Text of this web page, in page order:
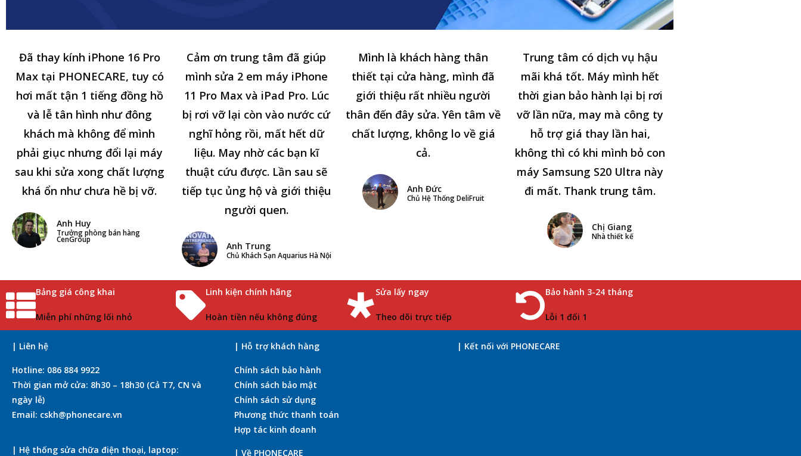
Đã thay kính iPhone 16 Pro
Max tại PHONECARE, tuy có
hơi mất tận 1 tiếng đồng hồ
và lễ tân hình như đông
khách mà không để mình
phải giục nhưng đổi lại máy
sau khi sửa xong chất lượng
khá ổn như chưa hề bị vỡ.
Anh Huy
Trưởng phòng bán hàng
CenGroup
Cảm ơn trung tâm đã giúp
mình sửa 2 em máy iPhone
11 Pro Max và iPad Pro. Lúc
bị rơi vỡ lại còn vào nước cứ
nghĩ hỏng rồi, mất hết dữ
liệu. May nhờ các bạn kĩ
thuật cứu được. Lần sau sẽ
tiếp tục ủng hộ và giới thiệu
người quen.
Anh Trung
Chủ Khách Sạn Aquarius Hà Nội
Mình là khách hàng thân
thiết tại cửa hàng, mình đã
giới thiệu rất nhiều người
thân đến đây sửa. Yên tâm về
chất lượng, không lo về giá
cả.
Anh Đức
Chủ Hệ Thống DeliFruit
Trung tâm có dịch vụ hậu
mãi khá tốt. Máy mình hết
thời gian bảo hành lại bị rơi
vỡ lần nữa, may mà công ty
hỗ trợ giá thay lần hai,
không thì có khi mình bỏ con
máy Samsung S20 Ultra này
đi mất. Thank trung tâm.
Chị Giang
Nhà thiết kế
Bảng giá công khai
Miễn phí những lối nhỏ
Linh kiện chính hãng
Hoàn tiền nếu không đúng
Sửa lấy ngay
Theo dõi trực tiếp
Bảo hành 3-24 tháng
Lỗi 1 đổi 1
| Liên hệ
Hotline: 086 884 9922
Thời gian mở cửa: 8h30 – 18h30 (Cả T7, CN và
ngày lễ)
Email: cskh@phonecare.vn
| Hệ thống sửa chữa điện thoại, laptop:
| Hỗ trợ khách hàng
Chính sách bảo hành
Chính sách bảo mật
Chính sách sử dụng
Phương thức thanh toán
Hợp tác kinh doanh
| Về PHONECARE
| Kết nối với PHONECARE